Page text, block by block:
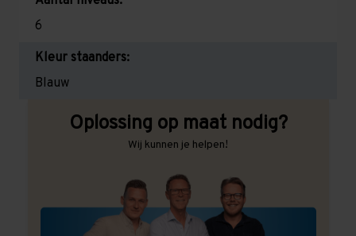
6
Kleur staanders:
Blauw
Oplossing op maat nodig?
Wij kunnen je helpen!